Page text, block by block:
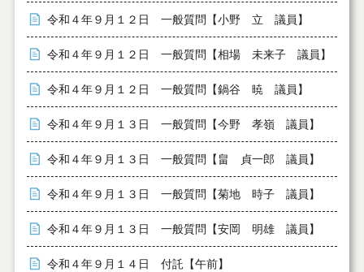
令和４年９月１２日 一般質問【小野 立 議員】
令和４年９月１２日 一般質問【相場 未来子 議員】
令和４年９月１２日 一般質問【鍋谷 暁 議員】
令和４年９月１３日 一般質問【今野 孝嶺 議員】
令和４年９月１３日 一般質問【畠 貞一郎 議員】
令和４年９月１３日 一般質問【菊地 時子 議員】
令和４年９月１３日 一般質問【安岡 明雄 議員】
令和４年９月１４日 付託【午前】